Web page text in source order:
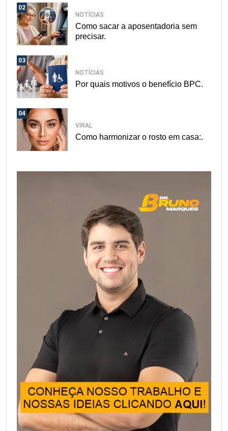
02
NOTÍCIAS
Como sacar a aposentadoria sem
precisar.
03
NOTÍCIAS
Por quais motivos o benefício BPC.
04
VIRAL
Como harmonizar o rosto em casa:.